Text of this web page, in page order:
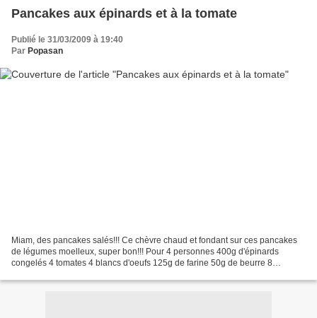
Pancakes aux épinards et à la tomate
Publié le 31/03/2009 à 19:40
Par Popasan
Miam, des pancakes salés!!! Ce chèvre chaud et fondant sur ces pancakes
de légumes moelleux, super bon!!! Pour 4 personnes 400g d'épinards
congelés 4 tomates 4 blancs d'oeufs 125g de farine 50g de beurre 8